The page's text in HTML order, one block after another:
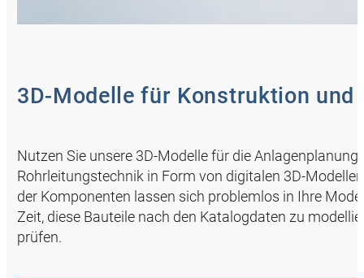
3D-Modelle für Konstruktion und
Nutzen Sie unsere 3D-Modelle für die
Rohrleitungstechnik in Form von digitalen 3D-
der Komponenten lassen sich problemlos in Ihre
Zeit, diese Bauteile nach den Katalogdaten zu
prüfen.